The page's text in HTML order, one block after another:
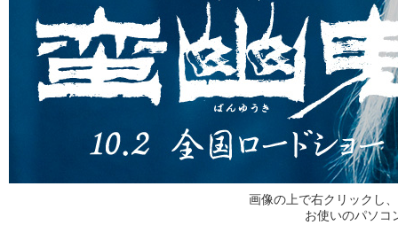
画像の上で右クリックし
お使いのパソコ